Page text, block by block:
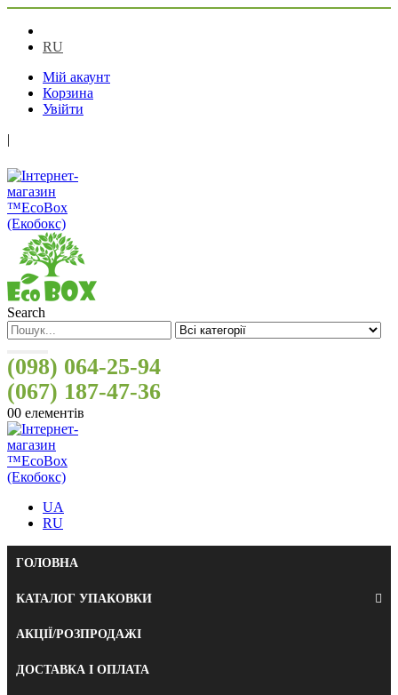
RU
Мій акаунт
Корзина
Увійти
|
Search
(098) 064-25-94
(067) 187-47-36
00 елементів
UA
RU
ГОЛОВНА
КАТАЛОГ УПАКОВКИ
АКЦІЇ/РОЗПРОДАЖІ
ДОСТАВКА І ОПЛАТА